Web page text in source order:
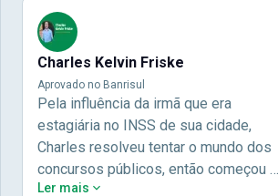
Charles Kelvin Friske
Aprovado no Banrisul
Pela influência da irmã que era
estagiária no INSS de sua cidade,
Charles resolveu tentar o mundo dos
concursos públicos, então começou a
estudar com contéudo gratuito que a
Ler mais